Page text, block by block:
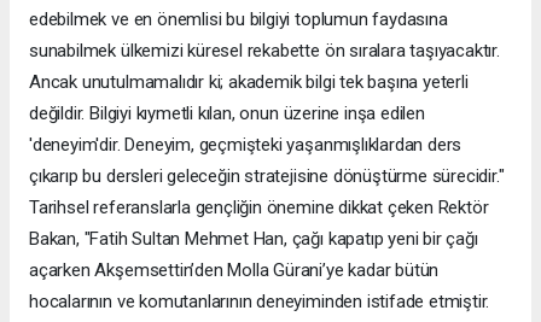
edebilmek ve en önemlisi bu bilgiyi toplumun faydasına
sunabilmek ülkemizi küresel rekabette ön sıralara taşıyacaktır.
Ancak unutulmamalıdır ki; akademik bilgi tek başına yeterli
değildir. Bilgiyi kıymetli kılan, onun üzerine inşa edilen
'deneyim'dir. Deneyim, geçmişteki yaşanmışlıklardan ders
çıkarıp bu dersleri geleceğin stratejisine dönüştürme sürecidir."
Tarihsel referanslarla gençliğin önemine dikkat çeken Rektör
Bakan, "Fatih Sultan Mehmet Han, çağı kapatıp yeni bir çağı
açarken Akşemsettin’den Molla Gürani’ye kadar bütün
hocalarının ve komutanlarının deneyiminden istifade etmiştir.